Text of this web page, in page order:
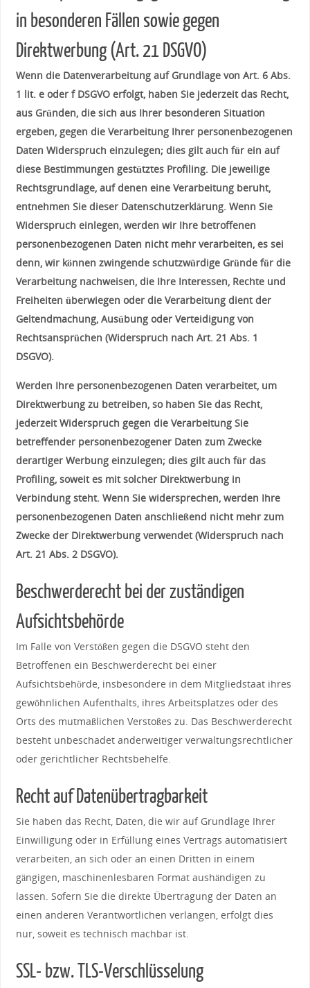
in besonderen Fällen sowie gegen
Direktwerbung (Art. 21 DSGVO)
Wenn die Datenverarbeitung auf Grundlage von Art. 6 Abs.
1 lit. e oder f DSGVO erfolgt, haben Sie jederzeit das Recht,
aus Gründen, die sich aus Ihrer besonderen Situation
ergeben, gegen die Verarbeitung Ihrer personenbezogenen
Daten Widerspruch einzulegen; dies gilt auch für ein auf
diese Bestimmungen gestütztes Profiling. Die jeweilige
Rechtsgrundlage, auf denen eine Verarbeitung beruht,
entnehmen Sie dieser Datenschutzerklärung. Wenn Sie
Widerspruch einlegen, werden wir Ihre betroffenen
personenbezogenen Daten nicht mehr verarbeiten, es sei
denn, wir können zwingende schutzwürdige Gründe für die
Verarbeitung nachweisen, die Ihre Interessen, Rechte und
Freiheiten überwiegen oder die Verarbeitung dient der
Geltendmachung, Ausübung oder Verteidigung von
Rechtsansprüchen (Widerspruch nach Art. 21 Abs. 1
DSGVO).
Werden Ihre personenbezogenen Daten verarbeitet, um
Direktwerbung zu betreiben, so haben Sie das Recht,
jederzeit Widerspruch gegen die Verarbeitung Sie
betreffender personenbezogener Daten zum Zwecke
derartiger Werbung einzulegen; dies gilt auch für das
Profiling, soweit es mit solcher Direktwerbung in
Verbindung steht. Wenn Sie widersprechen, werden Ihre
personenbezogenen Daten anschließend nicht mehr zum
Zwecke der Direktwerbung verwendet (Widerspruch nach
Art. 21 Abs. 2 DSGVO).
Beschwerderecht bei der zuständigen
Aufsichtsbehörde
Im Falle von Verstößen gegen die DSGVO steht den
Betroffenen ein Beschwerderecht bei einer
Aufsichtsbehörde, insbesondere in dem Mitgliedstaat ihres
gewöhnlichen Aufenthalts, ihres Arbeitsplatzes oder des
Orts des mutmaßlichen Verstoßes zu. Das Beschwerderecht
besteht unbeschadet anderweitiger verwaltungsrechtlicher
oder gerichtlicher Rechtsbehelfe.
Recht auf Datenübertragbarkeit
Sie haben das Recht, Daten, die wir auf Grundlage Ihrer
Einwilligung oder in Erfüllung eines Vertrags automatisiert
verarbeiten, an sich oder an einen Dritten in einem
gängigen, maschinenlesbaren Format aushändigen zu
lassen. Sofern Sie die direkte Übertragung der Daten an
einen anderen Verantwortlichen verlangen, erfolgt dies
nur, soweit es technisch machbar ist.
SSL- bzw. TLS-Verschlüsselung